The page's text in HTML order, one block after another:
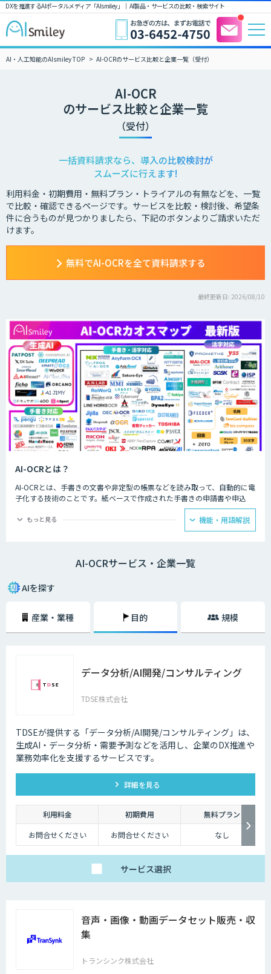
DXを推進するAIポータルメディア「AIsmiley」｜ AI製品・サービスの比較・検索サイト
AI・人工知能のAIsmiley TOP AI-OCRのサービス比較と企業一覧（受付）
AI-OCR
のサービス比較と企業一覧
（受付）
一括資料請求なら、導入の比較検討が
スムーズに行えます!
利用料金・初期費用・無料プラン・トライアルの有無などを、一覧
で比較・確認できるページです。サービスを比較・検討後、希望条
件に合うものが見つかりましたら、下記のボタンよりご請求いただ
けます。
無料でAI-OCRを全て資料請求する
最終更新日: 2026/08/10
AI-OCRとは？
AI-OCRとは、手書きの文書や非定型の帳票などを読み取って、自動的に電
子化する技術のことです。紙ベースで作成された手書きの申請書や申込
書、取引先から送られてくる形式がばらばらの請求書などの帳票を電子化
するのに役立ちます。
紙文書をキーボード入力でデジタル化しようとすると、膨大な作業量が求
やデジカメで読み取るだけでデジタル変換できるため、大幅に作業効率が
アップするのです。
AI-OCRなら、読み取った情報をもとに自動的に内容を識別するため、読
もっと見る 機能・用語解説
AI-OCRサービス・企業一覧
AIを探す
産業・業種 目的 規模
データ分析/AI開発/コンサルティング
TDSE株式会社
TDSEが提供する「データ分析/AI開発/コンサルティング」は、
生成AI・データ分析・需要予測などを活用し、企業のDX推進や
業務効率化を支援するサービスです。
詳細を見る
利用料金 初期費用
無料プラン
お問合せください
お問合せください なし
サービス選択
音声・画像・動画データセット販売・収
集
トランシンク株式会社